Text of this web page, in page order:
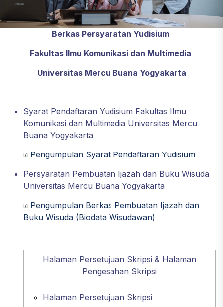
Berkas Persyaratan Yudisium
Fakultas Ilmu Komunikasi dan Multimedia
Universitas Mercu Buana Yogyakarta
Syarat Pendaftaran Yudisium Fakultas Ilmu
Komunikasi dan Multimedia Universitas Mercu
Buana Yogyakarta
Pengumpulan Syarat Pendaftaran Yudisium
Persyaratan Pembuatan Ijazah dan Buku Wisuda
Universitas Mercu Buana Yogyakarta
Pengumpulan Berkas Pembuatan Ijazah dan
Buku Wisuda (Biodata Wisudawan)
Halaman Persetujuan Skripsi & Halaman
Pengesahan Skripsi
Halaman Persetujuan Skripsi